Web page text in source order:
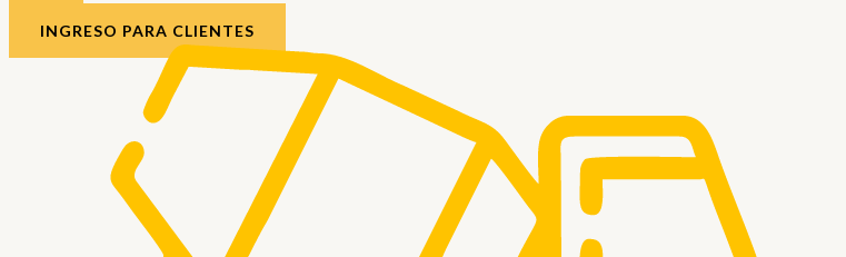
INGRESO PARA CLIENTES